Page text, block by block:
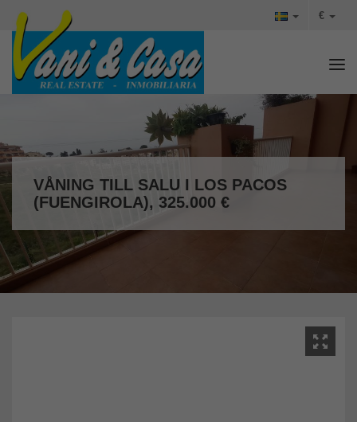
€
VÅNING TILL SALU I LOS PACOS
(FUENGIROLA), 325.000 €